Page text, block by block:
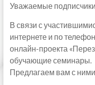
Уважаемые
В связи с
интернете и по
онлайн-проекта
обучающие семинары.
Предлагаем вам с